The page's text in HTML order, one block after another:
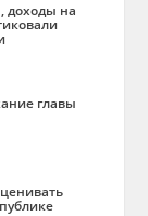
доходы на
главы